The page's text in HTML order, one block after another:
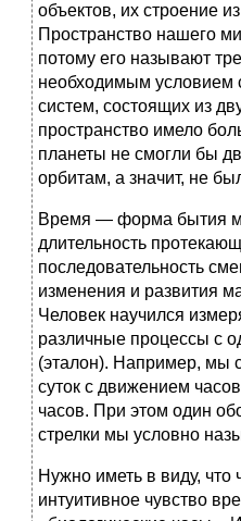
объектов, их строение
Пространство нашего
потому его называют
необходимым условием
систем, состоящих из
пространство имело
планеты не смогли бы
орбитам, а значит, не
Время — форма бытия
длительность
последовательность
изменения и развития
Человек научился
различные процессы с
(эталон). Например, мы
суток с движением
часов. При этом один
стрелки мы условно
Нужно иметь в виду, что
интуитивное чувство